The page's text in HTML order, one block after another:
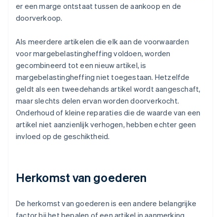
er een marge ontstaat tussen de aankoop en de
doorverkoop.
Als meerdere artikelen die elk aan de voorwaarden
voor margebelastingheffing voldoen, worden
gecombineerd tot een nieuw artikel, is
margebelastingheffing niet toegestaan. Hetzelfde
geldt als een tweedehands artikel wordt aangeschaft,
maar slechts delen ervan worden doorverkocht.
Onderhoud of kleine reparaties die de waarde van een
artikel niet aanzienlijk verhogen, hebben echter geen
invloed op de geschiktheid.
Herkomst van goederen
De herkomst van goederen is een andere belangrijke